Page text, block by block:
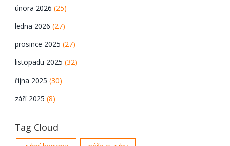
února 2026(25)
ledna 2026(27)
prosince 2025(27)
listopadu 2025(32)
října 2025(30)
září 2025(8)
Tag Cloud